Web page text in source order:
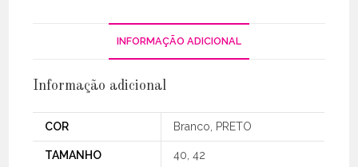
INFORMAÇÃO ADICIONAL
Informação adicional
COR Branco, PRETO
TAMANHO 40, 42